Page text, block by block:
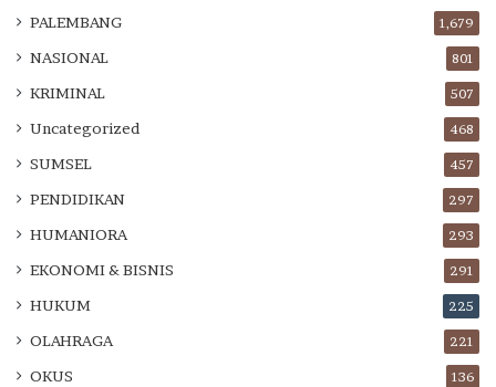
PALEMBANG 1,679
NASIONAL 801
KRIMINAL 507
Uncategorized 468
SUMSEL 457
PENDIDIKAN 297
HUMANIORA 293
EKONOMI & BISNIS 291
HUKUM 225
OLAHRAGA 221
OKUS 136